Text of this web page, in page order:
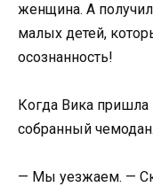
женщина. А
малых детей,
осознанность!
Когда Вика
собранный чемодан.
— Мы уезжаем. —